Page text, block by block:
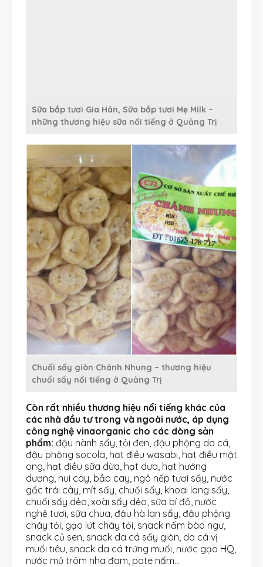
Sữa bắp tươi Gia Hân, Sữa bắp tươi Mẹ Milk –
những thương hiệu sữa nổi tiếng ở Quảng Trị
Chuối sấy giòn Chánh Nhung – thương hiệu
chuối sấy nổi tiếng ở Quảng Trị
Còn rất nhiều thương hiệu nổi tiếng khác của
các nhà đầu tư trong và ngoài nước, áp dụng
công nghệ vinaorganic cho các dòng sản
phẩm: đậu nành sấy, tỏi đen, đậu phộng da cá,
đậu phộng socola, hạt điều wasabi, hạt điều mật
ong, hạt điều sữa dừa, hạt dưa, hạt hướng
dương, nui cay, bắp cay, ngô nếp tươi sấy, nước
gấc trái cây, mít sấy, chuối sấy, khoai lang sấy,
chuối sấy dẻo, xoài sấy dẻo, sữa bí đỏ, nước
nghệ tươi, sữa chua, đậu hà lan sấy, đậu phộng
cháy tỏi, gạo lứt cháy tỏi, snack nấm bào ngư,
snack củ sen, snack da cá sấy giòn, da cá vị
muối tiêu, snack da cá trứng muối, nước gạo HQ,
nước mủ trôm nha đam, pate nấm…